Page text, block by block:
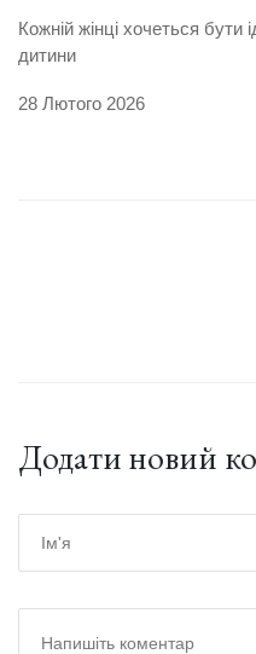
Кожній жінці хочеться
дитини
28 Лютого 2026
Додати новий